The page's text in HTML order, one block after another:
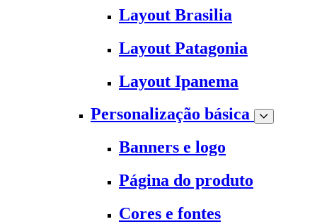
Layout Brasilia
Layout Patagonia
Layout Ipanema
Personalização básica
Banners e logo
Página do produto
Cores e fontes